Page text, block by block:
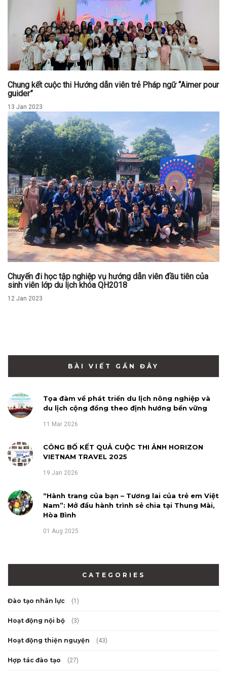
Chung kết cuộc thi Hướng dẫn viên trẻ Pháp ngữ “Aimer pour
guider”
13 Jan 2023
Chuyến đi học tập nghiệp vụ hướng dẫn viên đầu tiên của
sinh viên lớp du lịch khóa QH2018
12 Jan 2023
BÀI VIẾT GẦN ĐÂY
Tọa đàm về phát triển du lịch nông nghiệp và
du lịch cộng đồng theo định hướng bền vững
11 Mar 2026
CÔNG BỐ KẾT QUẢ CUỘC THI ẢNH HORIZON
VIETNAM TRAVEL 2025
19 Jan 2026
“Hành trang của bạn – Tương lai của trẻ em Việt
Nam”: Mở đầu hành trình sẻ chia tại Thung Mài,
Hòa Bình
01 Aug 2025
CATEGORIES
Đào tạo nhân lực (1)
Hoạt động nội bộ (3)
Hoạt động thiện nguyện (43)
Hợp tác đào tạo (27)